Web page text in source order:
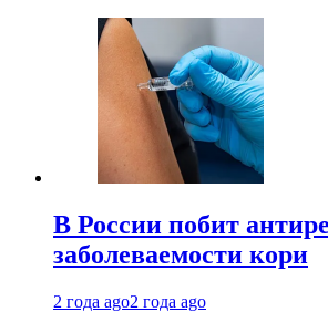
В России побит
заболеваемости кори
2 года ago2 года ago